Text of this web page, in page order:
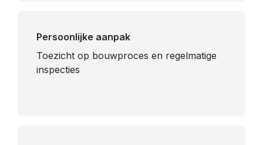
Persoonlijke aanpak
Toezicht op bouwproces en regelmatige
inspecties